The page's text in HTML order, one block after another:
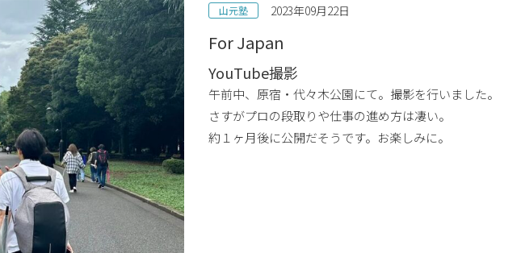
山元塾 2023年09月22日
For Japan
YouTube撮影
午前中、原宿・代々木公園にて。撮影を行いました。
さすがプロの段取りや仕事の進め方は凄い。
約１ヶ月後に公開だそうです。お楽しみに。